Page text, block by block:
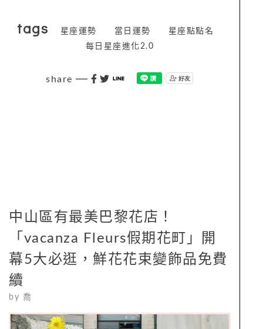
tags 星座運勢 當日運勢
星座點點名
每日星座進化2.0
share
中山區有最美巴黎花店！
「vacanza Fleurs假期花町」開
幕5大必逛，鮮花花束變飾品免費
續
by 喬